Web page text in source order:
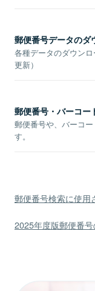
郵便番号データのダ
各種データのダウン
更新）
郵便番号・バーコー
郵便番号や、バーコ
す。
郵便番号検索に使用
2025年度版郵便番